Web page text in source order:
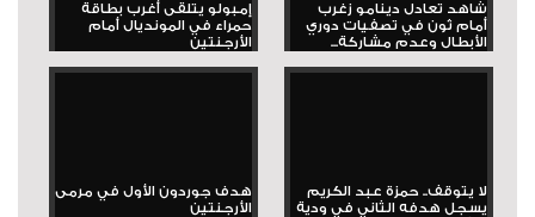
شاهد تعادل دينامو زغرب
أمام ثون في تصفيات دوري
الأبطال وعدم مشاركة...
إمبولو يتلقى أغرب بطاقة
حمراء في المونديال أمام
الأرجنتين
لا يتوقف.. حمزة عبد الكريم
يسجل هدفه الثاني في ودية
هدف جوردون الأول في مرمى
الأرجنتين